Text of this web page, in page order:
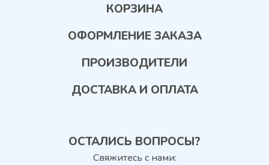
КОРЗИНА
ОФОРМЛЕНИЕ ЗАКАЗА
ПРОИЗВОДИТЕЛИ
ДОСТАВКА И ОПЛАТА
ОСТАЛИСЬ ВОПРОСЫ?
Свяжитесь с нами: